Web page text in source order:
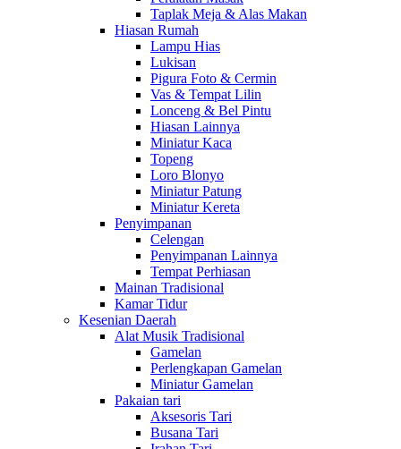
Taplak Meja & Alas Makan
Hiasan Rumah
Lampu Hias
Lukisan
Pigura Foto & Cermin
Vas & Tempat Lilin
Lonceng & Bel Pintu
Hiasan Lainnya
Miniatur Kaca
Topeng
Loro Blonyo
Miniatur Patung
Miniatur Kereta
Penyimpanan
Celengan
Penyimpanan Lainnya
Tempat Perhiasan
Mainan Tradisional
Kamar Tidur
Kesenian Daerah
Alat Musik Tradisional
Gamelan
Perlengkapan Gamelan
Miniatur Gamelan
Pakaian tari
Aksesoris Tari
Busana Tari